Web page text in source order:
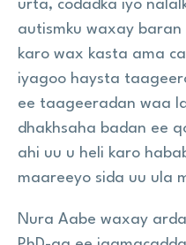
urta, codadka iyo
autismku waxay
karo wax kasta ama
iyagoo haysta
ee taageeradan waa
dhakhsaha badan ee
ahi uu u heli karo
maareeyo sida uu ula
Nura Aabe waxay